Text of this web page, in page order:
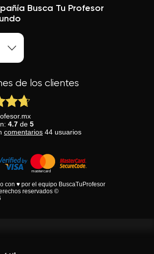
Busca Tu Profesor
de los clientes
4.7 de 5
comentarios 44 usuarios
con ♥ por el equipo BuscaTuProfesor
reservados ©